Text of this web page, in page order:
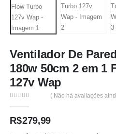
Ventilador De
180w 50cm 2 em 1
127v Wap
( Não há avaliações
R$279,99